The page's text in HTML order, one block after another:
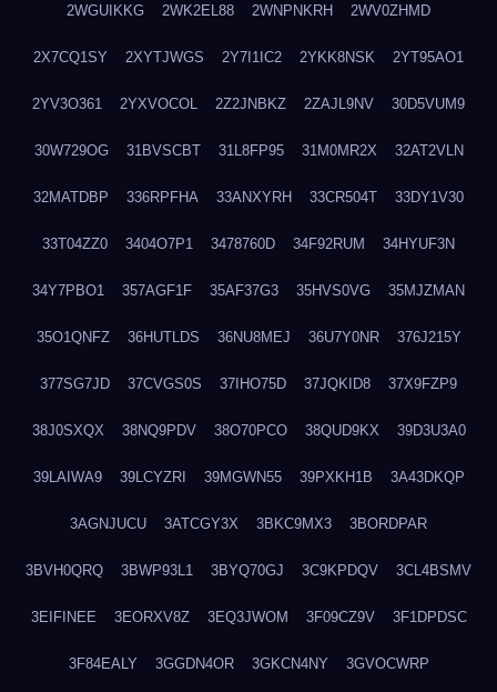
2WGUIKKG 2WK2EL88 2WNPNKRH 2WV0ZHMD
2X7CQ1SY 2XYTJWGS 2Y7I1IC2 2YKK8NSK 2YT95AO1
2YV3O361 2YXVOCOL 2Z2JNBKZ 2ZAJL9NV 30D5VUM9
30W729OG 31BVSCBT 31L8FP95 31M0MR2X 32AT2VLN
32MATDBP 336RPFHA 33ANXYRH 33CR504T 33DY1V30
33T04ZZ0 3404O7P1 3478760D 34F92RUM 34HYUF3N
34Y7PBO1 357AGF1F 35AF37G3 35HVS0VG 35MJZMAN
35O1QNFZ 36HUTLDS 36NU8MEJ 36U7Y0NR 376J215Y
377SG7JD 37CVGS0S 37IHO75D 37JQKID8 37X9FZP9
38J0SXQX 38NQ9PDV 38O70PCO 38QUD9KX 39D3U3A0
39LAIWA9 39LCYZRI 39MGWN55 39PXKH1B 3A43DKQP
3AGNJUCU 3ATCGY3X 3BKC9MX3 3BORDPAR
3BVH0QRQ 3BWP93L1 3BYQ70GJ 3C9KPDQV 3CL4BSMV
3EIFINEE 3EORXV8Z 3EQ3JWOM 3F09CZ9V 3F1DPDSC
3F84EALY 3GGDN4OR 3GKCN4NY 3GVOCWRP